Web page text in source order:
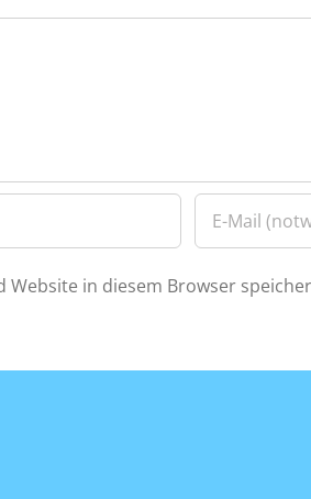
Website in diesem Browser